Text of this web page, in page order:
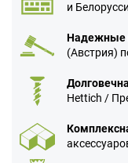
и
Надежные
(Австрия)
Hettich /